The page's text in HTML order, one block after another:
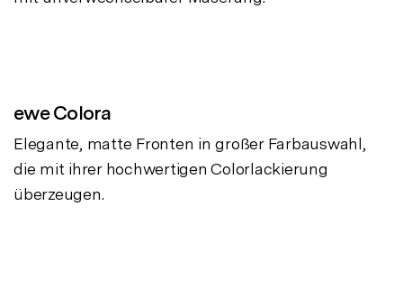
ewe Colora
Elegante, matte Fronten in großer Farbauswahl,
die mit ihrer hochwertigen Colorlackierung
überzeugen.